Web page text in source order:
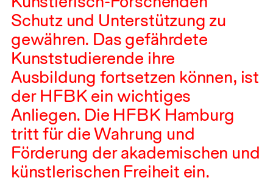
Schutz und Unterstützung zu
gewähren. Das gefährdete
Kunststudierende ihre
Ausbildung fortsetzen können, ist
der HFBK ein wichtiges
Anliegen. Die HFBK Hamburg
tritt für die Wahrung und
Förderung der akademischen und
künstlerischen Freiheit ein.